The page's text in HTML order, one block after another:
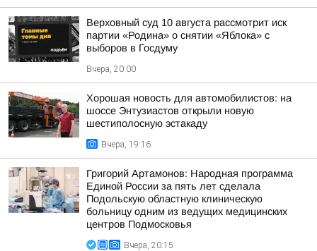
Верховный суд 10 августа рассмотрит иск
партии «Родина» о снятии «Яблока» с
выборов в Госдуму
Вчера, 20:00
Хорошая новость для автомобилистов: на
шоссе Энтузиастов открыли новую
шестиполосную эстакаду
Вчера, 19:16
Григорий Артамонов: Народная программа
Единой России за пять лет сделала
Подольскую областную клиническую
больницу одним из ведущих медицинских
центров Подмосковья
Вчера, 20:15